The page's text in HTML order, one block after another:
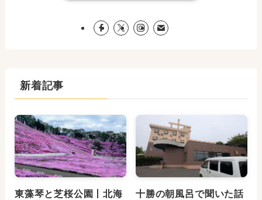
新着記事
東藻琴と芝桜公園丨北海
十勝の朝風呂で聞いた話